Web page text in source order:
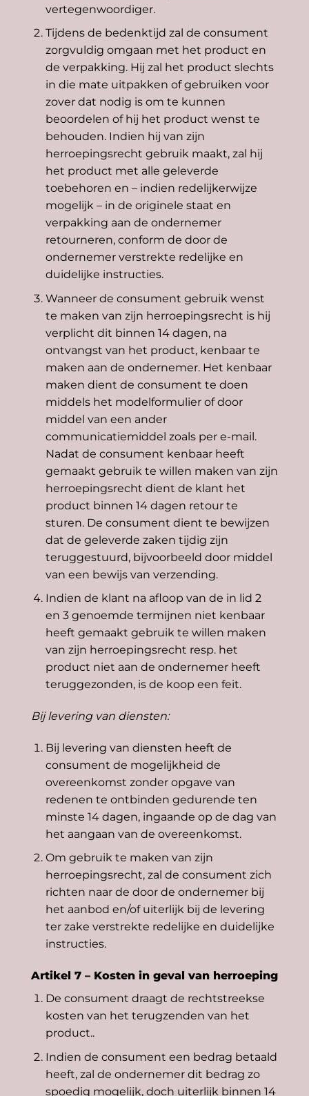
vertegenwoordiger.
Tijdens de bedenktijd zal de consument
zorgvuldig omgaan met het product en
de verpakking. Hij zal het product slechts
in die mate uitpakken of gebruiken voor
zover dat nodig is om te kunnen
beoordelen of hij het product wenst te
behouden. Indien hij van zijn
herroepingsrecht gebruik maakt, zal hij
het product met alle geleverde
toebehoren en – indien redelijkerwijze
mogelijk – in de originele staat en
verpakking aan de ondernemer
retourneren, conform de door de
ondernemer verstrekte redelijke en
duidelijke instructies.
Wanneer de consument gebruik wenst
te maken van zijn herroepingsrecht is hij
verplicht dit binnen 14 dagen, na
ontvangst van het product, kenbaar te
maken aan de ondernemer. Het kenbaar
maken dient de consument te doen
middels het modelformulier of door
middel van een ander
communicatiemiddel zoals per e-mail.
Nadat de consument kenbaar heeft
gemaakt gebruik te willen maken van zijn
herroepingsrecht dient de klant het
product binnen 14 dagen retour te
sturen. De consument dient te bewijzen
dat de geleverde zaken tijdig zijn
teruggestuurd, bijvoorbeeld door middel
van een bewijs van verzending.
Indien de klant na afloop van de in lid 2
en 3 genoemde termijnen niet kenbaar
heeft gemaakt gebruik te willen maken
van zijn herroepingsrecht resp. het
product niet aan de ondernemer heeft
teruggezonden, is de koop een feit.
Bij levering van diensten:
Bij levering van diensten heeft de
consument de mogelijkheid de
overeenkomst zonder opgave van
redenen te ontbinden gedurende ten
minste 14 dagen, ingaande op de dag van
het aangaan van de overeenkomst.
Om gebruik te maken van zijn
herroepingsrecht, zal de consument zich
richten naar de door de ondernemer bij
het aanbod en/of uiterlijk bij de levering
ter zake verstrekte redelijke en duidelijke
instructies.
Artikel 7 – Kosten in geval van herroeping
De consument draagt de rechtstreekse
kosten van het terugzenden van het
product..
Indien de consument een bedrag betaald
heeft, zal de ondernemer dit bedrag zo
spoedig mogelijk, doch uiterlijk binnen 14